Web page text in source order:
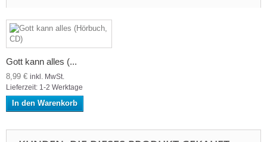
Gott kann alles (...
8,99 € inkl. MwSt.
Lieferzeit: 1-2 Werktage
In den Warenkorb